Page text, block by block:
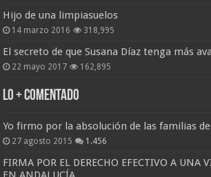
Hijo de una limpiasuelos
14 marzo 2016 318,995
El secreto de que Susana Díaz tenga más
22 mayo 2017 162,895
Lo + Comentado
Yo firmo por la absolución de las familias
27 agosto 2015 1.456
FIRMA POR EL DERECHO EFECTIVO A UNA